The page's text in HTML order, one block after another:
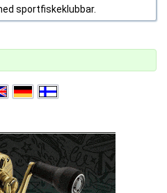
sportfiskeklubbar.